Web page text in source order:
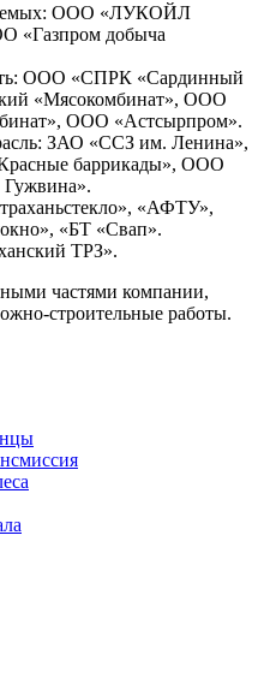
ООО «ЛУКОЙЛ
«Газпром добыча
ООО «СПРК «Сардинный
«Мясокомбинат», ООО
ООО «Астсырпром».
ЗАО «ССЗ им. Ленина»,
баррикады», ООО
«АФТУ»,
«БТ «Свап».
ТРЗ».
частями компании,
строительные работы.